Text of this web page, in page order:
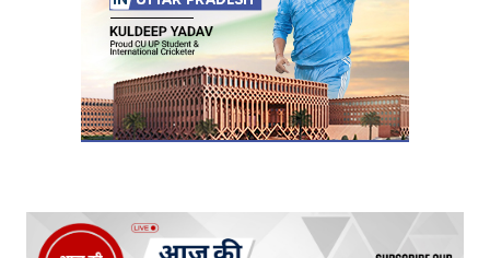
Submit Comment